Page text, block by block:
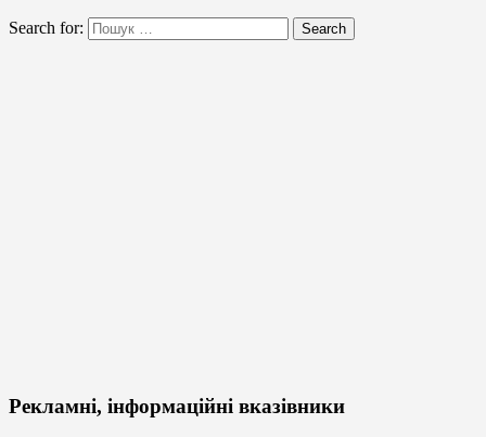
Search for: Search
Рекламні, інформаційні вказівники